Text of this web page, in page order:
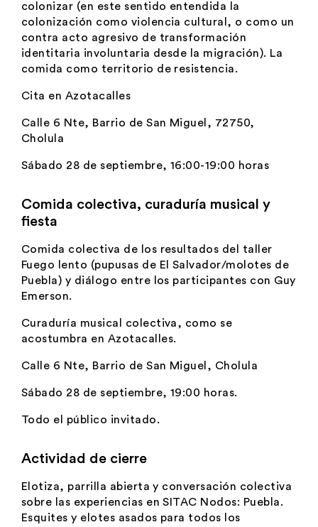
colonizar (en este sentido entendida la
colonización como violencia cultural, o como un
contra acto agresivo de transformación
identitaria involuntaria desde la migración). La
comida como territorio de resistencia.
Cita en Azotacalles
Calle 6 Nte, Barrio de San Miguel, 72750,
Cholula
Sábado 28 de septiembre, 16:00-19:00 horas
Comida colectiva, curaduría musical y
fiesta
Comida colectiva de los resultados del taller
Fuego lento (pupusas de El Salvador/molotes de
Puebla) y diálogo entre los participantes con Guy
Emerson.
Curaduría musical colectiva, como se
acostumbra en Azotacalles.
Calle 6 Nte, Barrio de San Miguel, Cholula
Sábado 28 de septiembre, 19:00 horas.
Todo el público invitado.
Actividad de cierre
Elotiza, parrilla abierta y conversación colectiva
sobre las experiencias en SITAC Nodos: Puebla.
Esquites y elotes asados para todos los